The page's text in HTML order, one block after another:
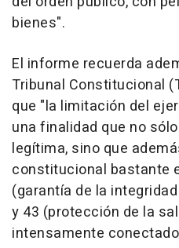
bienes".
El informe recuerda
Tribunal Constitucional
que "la limitación del
una finalidad que no
legítima, sino que
constitucional bastante
(garantía de la
y 43 (protección de la
intensamente